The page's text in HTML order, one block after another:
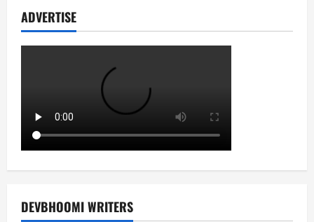
ADVERTISE
DEVBHOOMI WRITERS